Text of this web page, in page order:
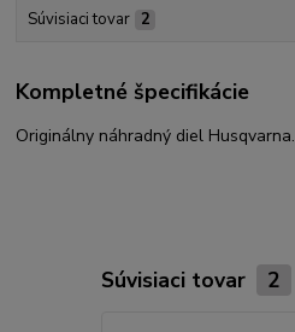
Súvisiaci tovar 2
Kompletné špecifikácie
Originálny náhradný diel Husqvarna.
Súvisiaci tovar 2